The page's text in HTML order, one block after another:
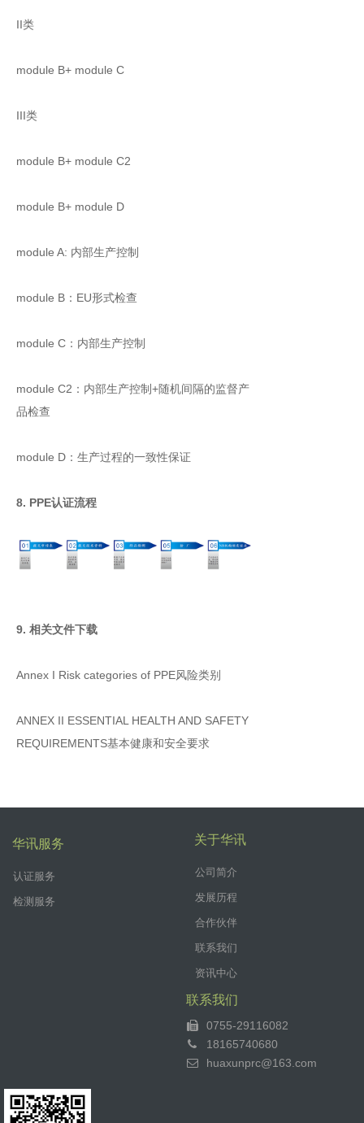
II类
module B+ module C
III类
module B+ module C2
module B+ module D
module A: 内部生产控制
module B：EU形式检查
module C：内部生产控制
module C2：内部生产控制+随机间隔的监督产
品检查
module D：生产过程的一致性保证
8. PPE认证流程
9. 相关文件下载
Annex I Risk categories of PPE风险类别
ANNEX II ESSENTIAL HEALTH AND SAFETY
REQUIREMENTS基本健康和安全要求
华讯服务
认证服务
检测服务
关于华讯
公司简介
发展历程
合作伙伴
联系我们
资讯中心
联系我们
0755-29116082
18165740680
huaxunprc@163.com